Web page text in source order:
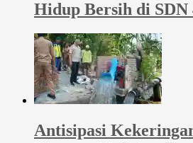
Hidup Bersih di
Antisipasi